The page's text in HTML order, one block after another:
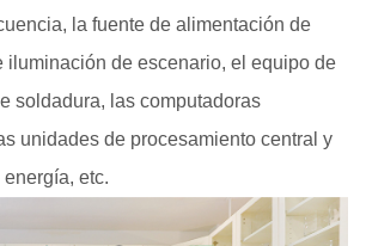
la fuente de alimentación de
iluminación de escenario, el equipo de
soldadura, las computadoras
unidades de procesamiento central y
etc.